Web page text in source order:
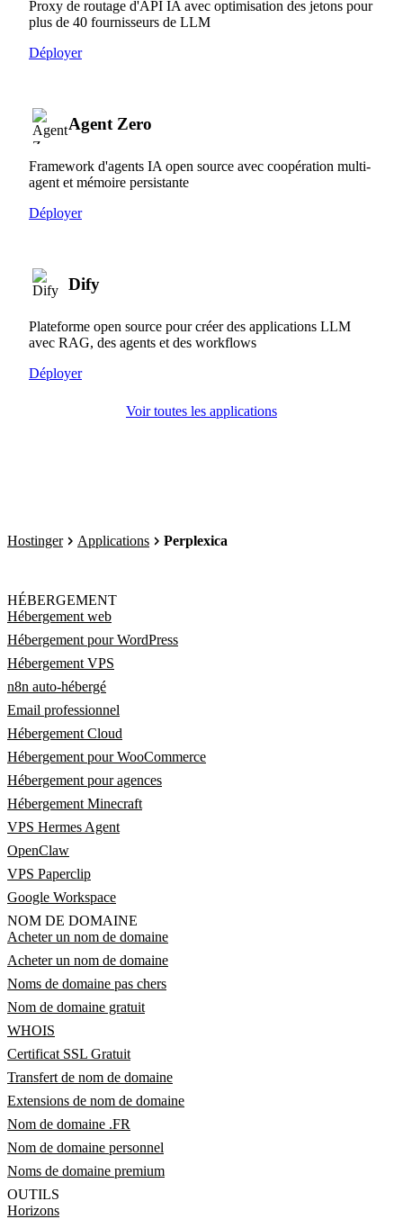
Proxy de routage d'API IA avec optimisation des jetons pour
plus de 40 fournisseurs de LLM
Déployer
Agent Zero
Framework d'agents IA open source avec coopération multi-
agent et mémoire persistante
Déployer
Dify
Plateforme open source pour créer des applications LLM
avec RAG, des agents et des workflows
Déployer
Voir toutes les applications
Hostinger Applications Perplexica
HÉBERGEMENT
Hébergement web
Hébergement pour WordPress
Hébergement VPS
n8n auto-hébergé
Email professionnel
Hébergement Cloud
Hébergement pour WooCommerce
Hébergement pour agences
Hébergement Minecraft
VPS Hermes Agent
OpenClaw
VPS Paperclip
Google Workspace
NOM DE DOMAINE
Acheter un nom de domaine
Acheter un nom de domaine
Noms de domaine pas chers
Nom de domaine gratuit
WHOIS
Certificat SSL Gratuit
Transfert de nom de domaine
Extensions de nom de domaine
Nom de domaine .FR
Nom de domaine personnel
Noms de domaine premium
OUTILS
Horizons